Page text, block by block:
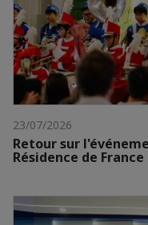
23/07/2026
Retour sur
Résidence de France